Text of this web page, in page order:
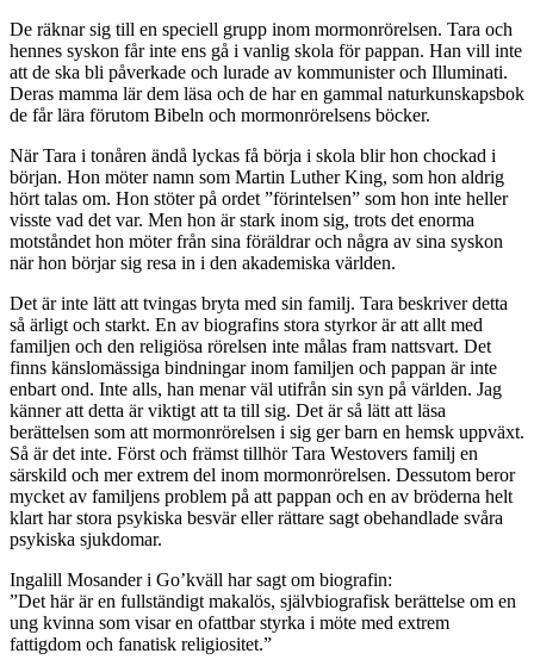
De räknar sig till en speciell grupp inom mormonrörelsen. Tara och
hennes syskon får inte ens gå i vanlig skola för pappan. Han vill inte
att de ska bli påverkade och lurade av kommunister och Illuminati.
Deras mamma lär dem läsa och de har en gammal naturkunskapsbok
de får lära förutom Bibeln och mormonrörelsens böcker.
När Tara i tonåren ändå lyckas få börja i skola blir hon chockad i
början. Hon möter namn som Martin Luther King, som hon aldrig
hört talas om. Hon stöter på ordet ”förintelsen” som hon inte heller
visste vad det var. Men hon är stark inom sig, trots det enorma
motståndet hon möter från sina föräldrar och några av sina syskon
när hon börjar sig resa in i den akademiska världen.
Det är inte lätt att tvingas bryta med sin familj. Tara beskriver detta
så ärligt och starkt. En av biografins stora styrkor är att allt med
familjen och den religiösa rörelsen inte målas fram nattsvart. Det
finns känslomässiga bindningar inom familjen och pappan är inte
enbart ond. Inte alls, han menar väl utifrån sin syn på världen. Jag
känner att detta är viktigt att ta till sig. Det är så lätt att läsa
berättelsen som att mormonrörelsen i sig ger barn en hemsk uppväxt.
Så är det inte. Först och främst tillhör Tara Westovers familj en
särskild och mer extrem del inom mormonrörelsen. Dessutom beror
mycket av familjens problem på att pappan och en av bröderna helt
klart har stora psykiska besvär eller rättare sagt obehandlade svåra
psykiska sjukdomar.
Ingalill Mosander i Go’kväll har sagt om biografin:
”Det här är en fullständigt makalös, självbiografisk berättelse om en
ung kvinna som visar en ofattbar styrka i möte med extrem
fattigdom och fanatisk religiositet.”